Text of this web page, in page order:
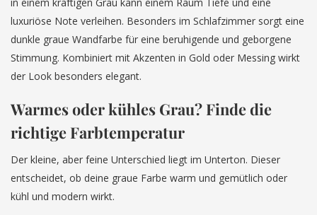
luxuriöse Note verleihen. Besonders im Schlafzimmer sorgt eine
dunkle graue Wandfarbe für eine beruhigende und geborgene
Stimmung. Kombiniert mit Akzenten in Gold oder Messing wirkt
der Look besonders elegant.
Warmes oder kühles Grau? Finde die
richtige Farbtemperatur
Der kleine, aber feine Unterschied liegt im Unterton. Dieser
entscheidet, ob deine graue Farbe warm und gemütlich oder
kühl und modern wirkt.